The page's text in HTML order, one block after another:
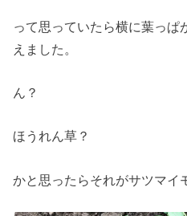
って思っていたら横に葉っぱ
えました。
ん？
ほうれん草？
かと思ったらそれがサツマイ